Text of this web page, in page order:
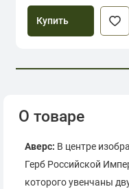
Купить
О товаре
Аверс: В центре
Герб Российской
которого увенчаны